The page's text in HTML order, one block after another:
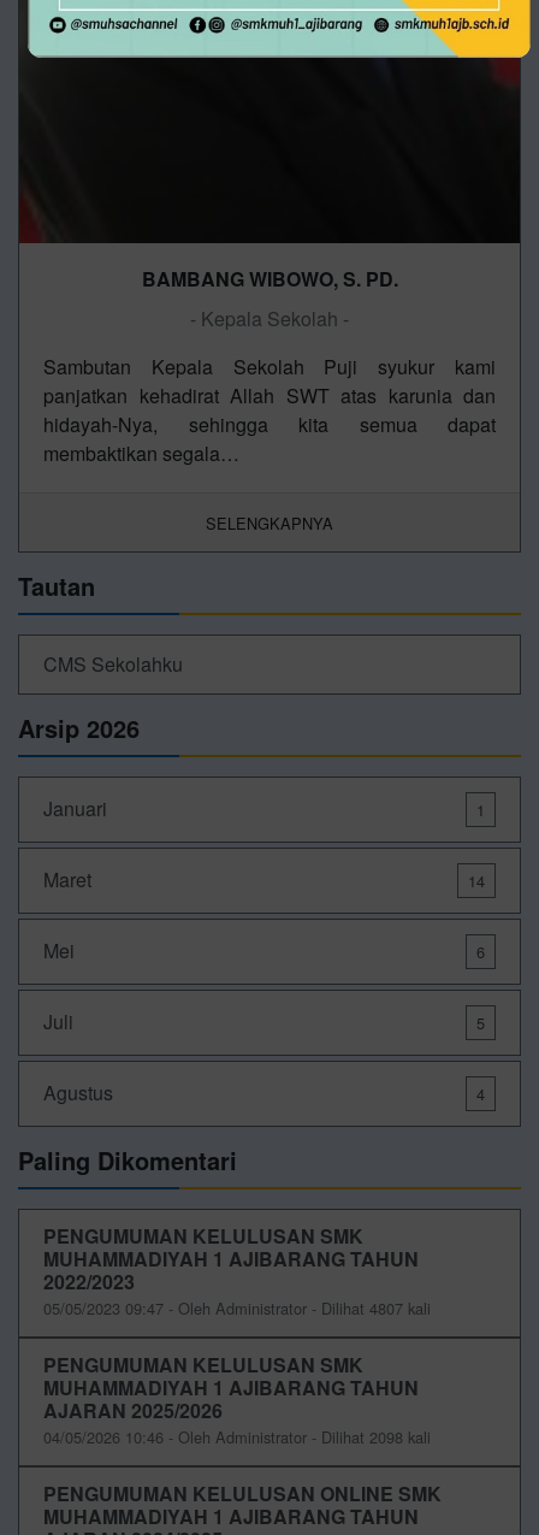
BAMBANG WIBOWO, S. PD.
- Kepala Sekolah -
Sambutan Kepala Sekolah Puji syukur kami
panjatkan kehadirat Allah SWT atas karunia dan
hidayah-Nya, sehingga kita semua dapat
membaktikan segala…
SELENGKAPNYA
Tautan
CMS Sekolahku
Arsip 2026
Januari 1
Maret 14
Mei 6
Juli 5
Agustus 4
Paling Dikomentari
PENGUMUMAN KELULUSAN SMK
MUHAMMADIYAH 1 AJIBARANG TAHUN
2022/2023
05/05/2023 09:47 - Oleh Administrator - Dilihat 4807 kali
PENGUMUMAN KELULUSAN SMK
MUHAMMADIYAH 1 AJIBARANG TAHUN
AJARAN 2025/2026
04/05/2026 10:46 - Oleh Administrator - Dilihat 2098 kali
PENGUMUMAN KELULUSAN ONLINE SMK
MUHAMMADIYAH 1 AJIBARANG TAHUN